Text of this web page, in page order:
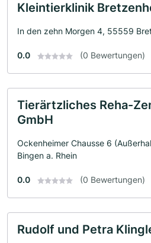
Kleintierklinik
In den zehn Morgen 4, 55559
0.0 (0 Bewertungen)
Tierärtzliches Reha-
GmbH
Ockenheimer Chausse 6
Bingen a. Rhein
0.0 (0 Bewertungen)
Rudolf und Petra